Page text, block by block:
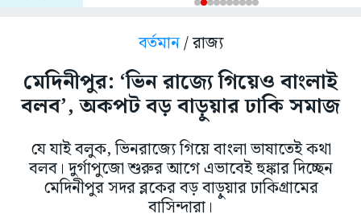
বর্তমান/ রাজ্য
মেদিনীপুর: ‘ভিন রাজ্যে গিয়েও বাংলাই
বলব’, অকপট বড় বাড়ুয়ার ঢাকি সমাজ
যে যাই বলুক, ভিনরাজ্যে গিয়ে বাংলা ভাষাতেই কথা
বলব। দুর্গাপুজো শুরুর আগে এভাবেই হুঙ্কার দিচ্ছেন
মেদিনীপুর সদর ব্লকের বড় বাড়ুয়ার ঢাকিগ্রামের
বাসিন্দারা।